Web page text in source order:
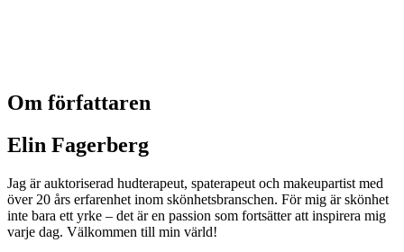
Om författaren
Elin Fagerberg
Jag är auktoriserad hudterapeut, spaterapeut och makeupartist med
över 20 års erfarenhet inom skönhetsbranschen. För mig är skönhet
inte bara ett yrke – det är en passion som fortsätter att inspirera mig
varje dag. Välkommen till min värld!